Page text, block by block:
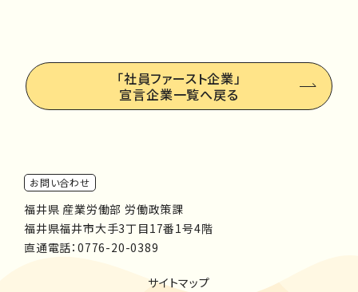
「社員ファースト企業」
宣言企業一覧へ戻る
お問い合わせ
福井県 産業労働部 労働政策課
福井県福井市大手3丁目17番1号4階
直通電話： 0776-20-0389
サイトマップ